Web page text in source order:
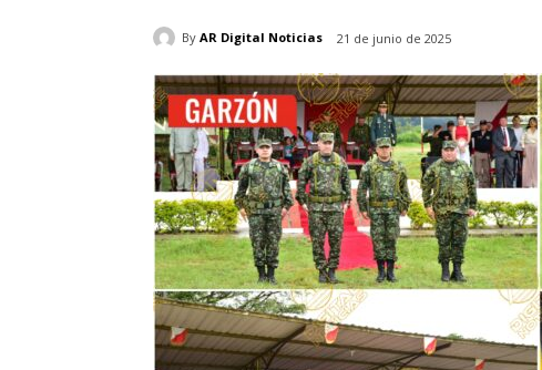
By AR Digital Noticias 21 de junio de 2025